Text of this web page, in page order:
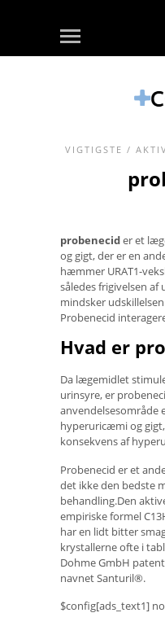
VIGTIGSTE /
probenecider et
og gigt, der er en
hæmmer URAT1-
således frigivelsen
mindsker
Probenecid
Hvad er
Da lægemidlet
urinsyre, er
anvendelsesområde
hyperuricæmi og
konsekvens af
Probenecid er et
det ikke den bedste
behandling.Den
empiriske formel
har en lidt bitter
krystallerne ofte i
Dohme GmbH
navnet Santuril®.
$config[ads_text1]